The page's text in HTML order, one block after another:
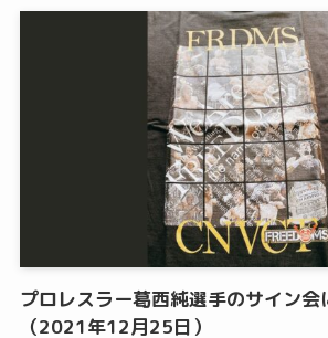
プロレスラー葛西純選手のサイン会
（2021年12月25日）